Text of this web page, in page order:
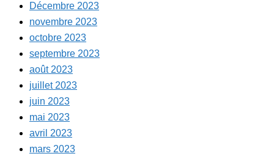
Décembre 2023
novembre 2023
octobre 2023
septembre 2023
août 2023
juillet 2023
juin 2023
mai 2023
avril 2023
mars 2023